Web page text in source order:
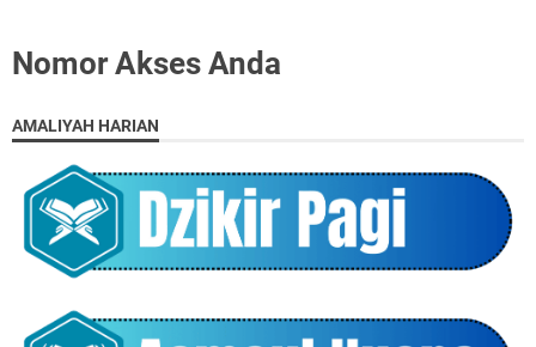
Nomor Akses Anda
AMALIYAH HARIAN